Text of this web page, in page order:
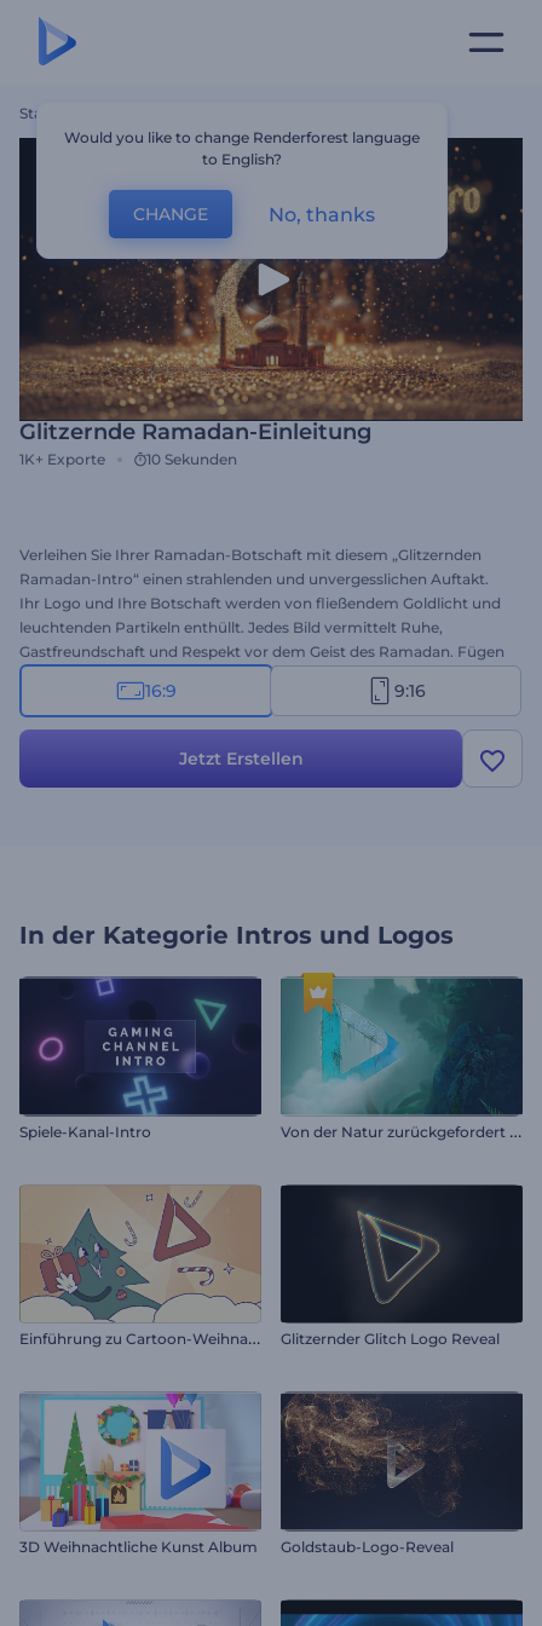
Startseite
Glitzernde Ramadan-Einleitung
1K+ Exporte 10 Sekunden
Verleihen Sie Ihrer Ramadan-Botschaft mit diesem „Glitzernden
Ramadan-Intro“ einen strahlenden und unvergesslichen Auftakt.
Ihr Logo und Ihre Botschaft werden von fließendem Goldlicht und
leuchtenden Partikeln enthüllt. Jedes Bild vermittelt Ruhe,
Gastfreundschaft und Respekt vor dem Geist des Ramadan. Fügen
Sie Ihre Begrüßung, Ihr Branding und Ihre Musik in wenigen
Schritten hinzu. Ideal für private und geschäftliche Zwecke.
16:9 9:16
Jetzt Erstellen
In der Kategorie Intros und Logos
Spiele-Kanal-Intro V
on der Natur zurückgefordert Logoenthüllung
E
inführung zu Cartoon-Weihnachtsgeschenken Glitzernder Glitch Logo Reveal
3D Weihnachtliche Kunst Album Goldstaub-Logo-Reveal
Would you like to change Renderforest language
to English?
CHANGE No, thanks